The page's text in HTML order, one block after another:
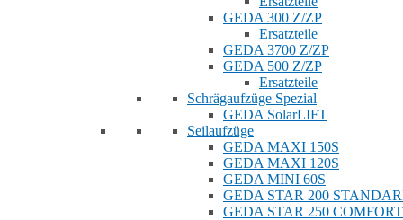
GEDA 300 Z/ZP
Ersatzteile
GEDA 3700 Z/ZP
GEDA 500 Z/ZP
Ersatzteile
Schrägaufzüge Spezial
GEDA SolarLIFT
Seilaufzüge
GEDA MAXI 150S
GEDA MAXI 120S
GEDA MINI 60S
GEDA STAR 200
GEDA STAR 250 COMFORT